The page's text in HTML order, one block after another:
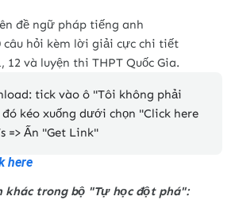
đề ngữ pháp tiếng anh
câu hỏi kèm lời giải cực chi tiết
12 và luyện thi THPT Quốc Gia.
tick vào ô "Tôi không phải
kéo xuống dưới chọn "Click here
=> Ấn "Get Link"
here
khác trong bộ "Tự học đột phá":